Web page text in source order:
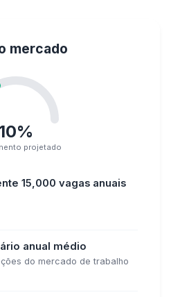
mercado
10%
projetado
15,000 vagas anuais
anual médio
do mercado de trabalho